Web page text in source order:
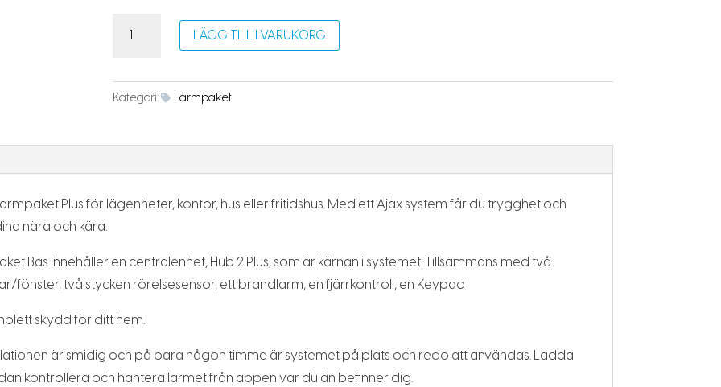
LÄGG TILL I VARUKORG
Kategori: Larmpaket
Plus för lägenheter, kontor, hus eller fritidshus. Med ett Ajax system får du trygghet och
nära och kära.
Bas innehåller en centralenhet, Hub 2 Plus, som är kärnan i systemet. Tillsammans med två
två stycken rörelsesensor, ett brandlarm, en fjärrkontroll, en Keypad
skydd för ditt hem.
är smidig och på bara någon timme är systemet på plats och redo att användas. Ladda
kontrollera och hantera larmet från appen var du än befinner dig.